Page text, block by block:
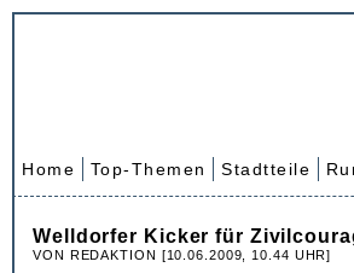
Home Top-Themen Stadtteile
Welldorfer Kicker für
VON REDAKTION [10.06.2009, 10.44 UHR]